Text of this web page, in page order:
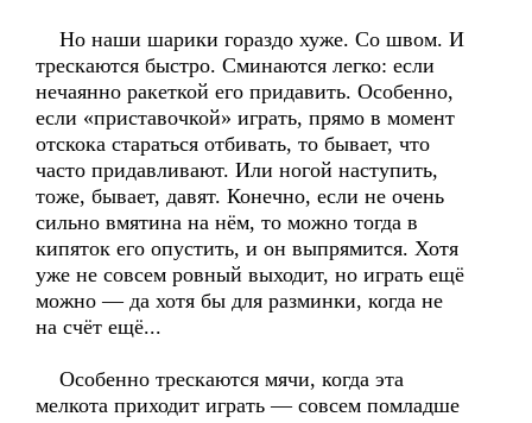
Но наши шарики гораздо хуже. Со швом. И
трескаются быстро. Сминаются легко: если
нечаянно ракеткой его придавить. Особенно,
если «приставочкой» играть, прямо в момент
отскока стараться отбивать, то бывает, что
часто придавливают. Или ногой наступить,
тоже, бывает, давят. Конечно, если не очень
сильно вмятина на нём, то можно тогда в
кипяток его опустить, и он выпрямится. Хотя
уже не совсем ровный выходит, но играть ещё
можно — да хотя бы для разминки, когда не
на счёт ещё...
Особенно трескаются мячи, когда эта
мелкота приходит играть — совсем помладше